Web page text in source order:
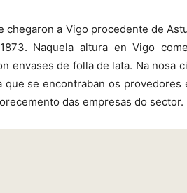
chegaron a Vigo procedente de
Naquela altura en Vigo
envases de folla de lata. Na nosa
que se encontraban os
das empresas do sector.